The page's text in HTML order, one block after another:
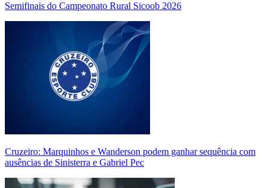
Semifinais do Campeonato Rural Sicoob 2026
Cruzeiro: Marquinhos e Wanderson podem ganhar sequência com
ausências de Sinisterra e Gabriel Pec